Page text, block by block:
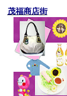
茂福商店街